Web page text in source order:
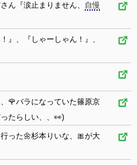
ん『涙止まりません、 自慢
』、『しゃーしゃん！』、
🌹バラになっていた篠原京
たらしい、、👀)
った🌼杉本りいな、🎀が大